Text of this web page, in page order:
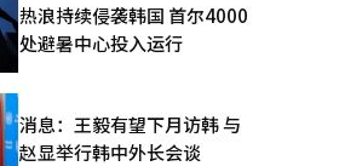
热浪持续侵袭韩国 首尔4000
处避暑中心投入运行
消息：王毅有望下月访韩 与
赵显举行韩中外长会谈